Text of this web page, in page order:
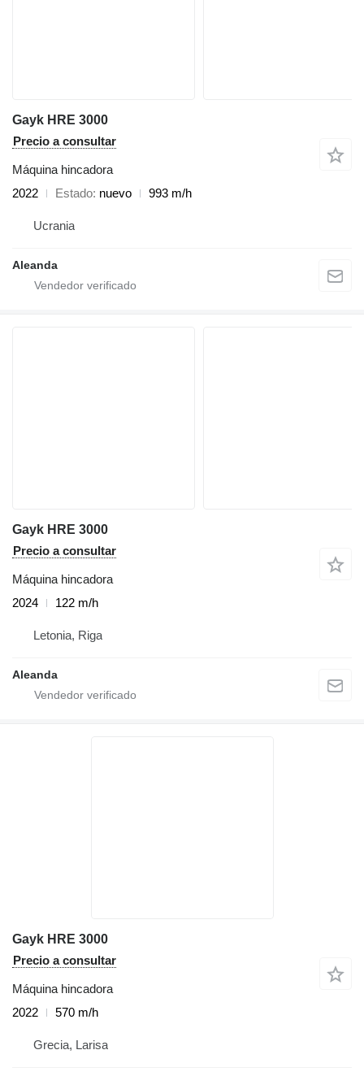
Gayk HRE 3000
Precio a consultar
Máquina hincadora
2022
Estado nuevo 993 m/h
Ucrania
Aleanda
Gayk HRE 3000
Precio a consultar
Máquina hincadora
2024
122 m/h
Letonia, Riga
Aleanda
Gayk HRE 3000
Precio a consultar
Máquina hincadora
2022
570 m/h
Grecia, Larisa